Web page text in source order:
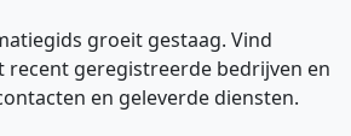
groeit gestaag. Vind
recent geregistreerde bedrijven en
en geleverde diensten.